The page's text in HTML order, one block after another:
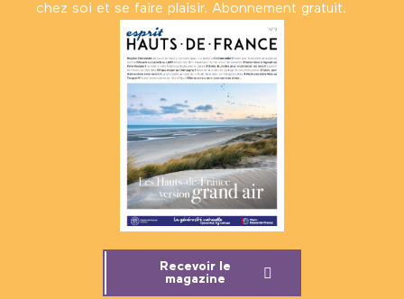
chez soi et se faire plaisir. Abonnement gratuit.
Recevoir le
magazine